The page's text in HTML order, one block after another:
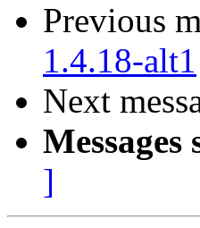
Previous
1.4.18-alt1
Next
Messages
]